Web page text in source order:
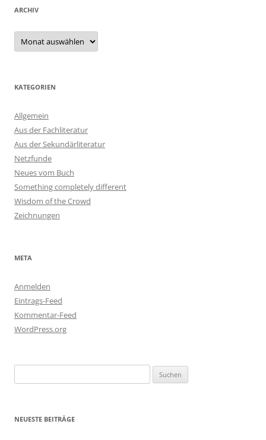
ARCHIV
Archiv
KATEGORIEN
Allgemein
Aus der Fachliteratur
Aus der Sekundärliteratur
Netzfunde
Neues vom Buch
Something completely different
Wisdom of the Crowd
Zeichnungen
META
Anmelden
Eintrags-Feed
Kommentar-Feed
WordPress.org
nach:
NEUESTE BEITRÄGE